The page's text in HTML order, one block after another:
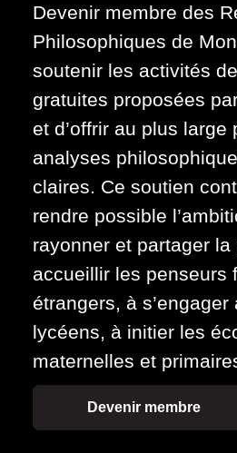
Devenir membre des
Philosophiques de
soutenir les activités
gratuites proposées
et d’offrir au plus large
analyses
claires. Ce soutien
rendre possible
rayonner et partager
accueillir les penseurs
étrangers, à s’engager
lycéens, à initier les
maternelles et
Devenir membre